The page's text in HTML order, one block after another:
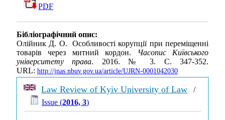
PDF
Бібліографічний опис:
Олійник Д. О. Особливості корупції при переміщенні
товарів через митний кордон. Часопис Київського
університету права. 2016. № 3. С. 347-352.
URL: http://jnas.nbuv.gov.ua/article/UJRN-0001042030
Law Review of Kyiv University of Law /
Issue (2016, 3)